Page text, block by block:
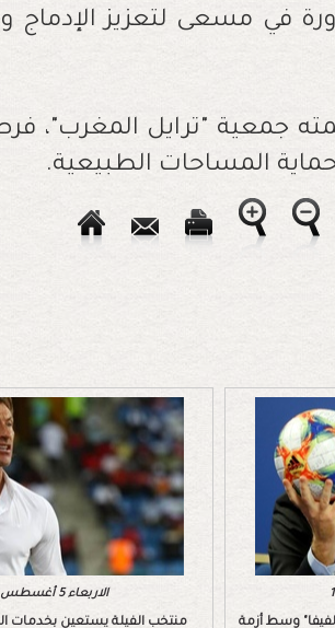
في مسعى لتعزيز الإدماج
جمعية "ترايل المغرب"،
المساحات الطبيعية.
الاربعاء 5 أغسطس 2026 - 15:09
منتخب الفيلة يستعين بخدمات
وسط أزمة